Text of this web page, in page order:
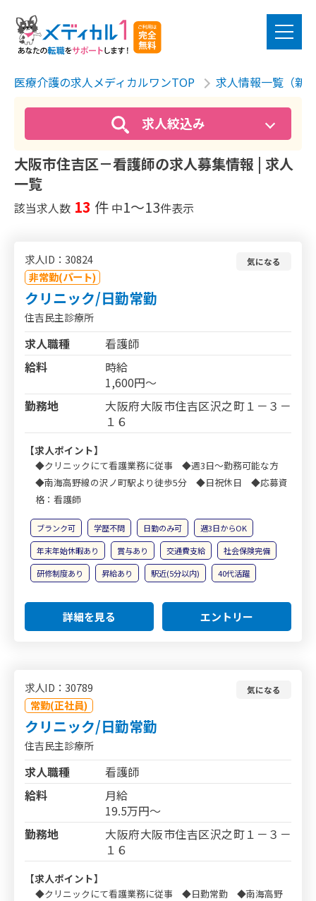
医療介護の求人メディカルワンTOP 求人情報一覧（新
求人絞込み
大阪市住吉区－看護師の求人募集情報 | 求人
一覧
該当求人数 13 件 中1〜13件表示
求人ID：30824
非常勤(パート)
気になる
クリニック/日勤常勤
住吉民主診療所
求人職種
看護師
給料
時給
1,600円～
勤務地
大阪府大阪市住吉区沢之町１－３－
１６
【求人ポイント】
◆クリニックにて看護業務に従事 ◆週3日～勤務可能な方
◆南海高野線の沢ノ町駅より徒歩5分 ◆日祝休日 ◆応募資
格：看護師
ブランク可 学歴不問 日勤のみ可
週3日からOK
年末年始休暇あり
賞与あり 交通費支給
社会保険完備
研修制度あり
昇給あり 駅近(5分以内) 40代活躍
詳細を見る エントリー
求人ID：30789
常勤(正社員)
気になる
クリニック/日勤常勤
住吉民主診療所
求人職種
看護師
給料
月給
19.5万円～
勤務地
大阪府大阪市住吉区沢之町１－３－
１６
【求人ポイント】
◆クリニックにて看護業務に従事 ◆日勤常勤 ◆南海高野